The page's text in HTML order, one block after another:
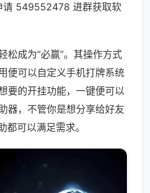
请 549552478 进群获取软
松成为“必赢”。其操作方式
便可以自定义手机打牌系统
要的开挂功能，一键便可以
器，不管你是想分享给好友
都可以满足需求。